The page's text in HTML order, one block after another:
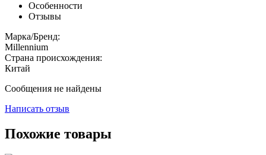
Особенности
Отзывы
Марка/Бренд:
Millennium
Страна происхождения:
Китай
Сообщения не найдены
Написать отзыв
Похожие товары